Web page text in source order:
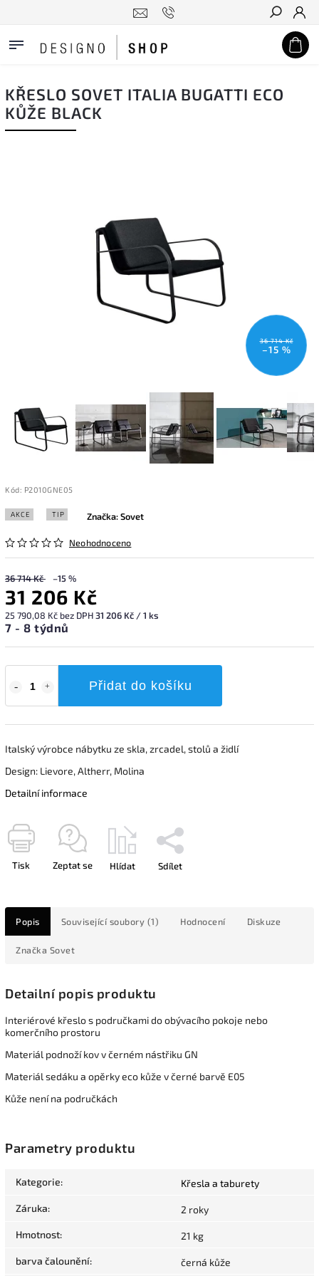
Hledat
KŘESLO SOVET ITALIA BUGATTI ECO
KŮŽE BLACK
36 714 Kč
–15 %
Kód: P2010GNE05
AKCE TIP
Neohodnoceno
Značka:Sovet
36 714 Kč –15 %
31 206 Kč
25 790,08 Kč bez DPH31 206 Kč / 1 ks
7 - 8 týdnů
Přidat do košíku
Italský výrobce nábytku ze skla, zrcadel, stolů a židlí
Design: Lievore, Altherr, Molina
Detailní informace
Tisk Zeptat se Hlídat Sdílet
Popis Související soubory (1) Hodnocení Diskuze
Značka Sovet
Detailní popis produktu
Interiérové křeslo s područkami do obývacího pokoje nebo
komerčního prostoru
Materiál podnoží kov v černém nástřiku GN
Materiál sedáku a opěrky eco kůže v černé barvě E05
Kůže není na područkách
Parametry produktu
Kategorie: Křesla a taburety
Záruka: 2 roky
Hmotnost: 21 kg
barva čalounění: černá kůže